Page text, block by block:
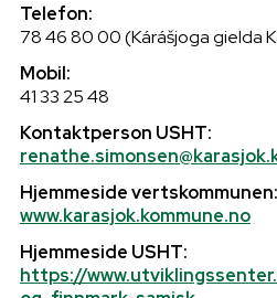
Telefon:
78 46 80 00 (Kárášjoga gielda
Mobil:
41 33 25 48
Kontaktperson USHT:
Hjemmeside vertskommunen:
www.karasjok.kommune.no
Hjemmeside USHT:
https://
Andre lenker
Utviklingssentrene har samlet
webinarer og lignende på en
Klikk her for å se innholdet